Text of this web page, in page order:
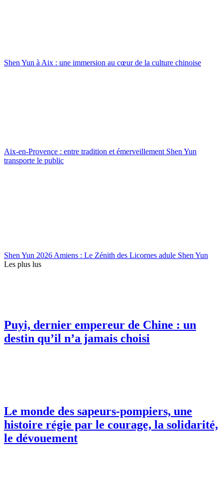
Shen Yun à Aix : une immersion au cœur de la culture chinoise
Aix-en-Provence : entre tradition et émerveillement Shen Yun
transporte le public
Shen Yun 2026 Amiens : Le Zénith des Licornes adule Shen Yun
Les plus lus
Puyi, dernier empereur de Chine : un
destin qu’il n’a jamais choisi
Le monde des sapeurs-pompiers, une
histoire régie par le courage, la solidarité,
le dévouement